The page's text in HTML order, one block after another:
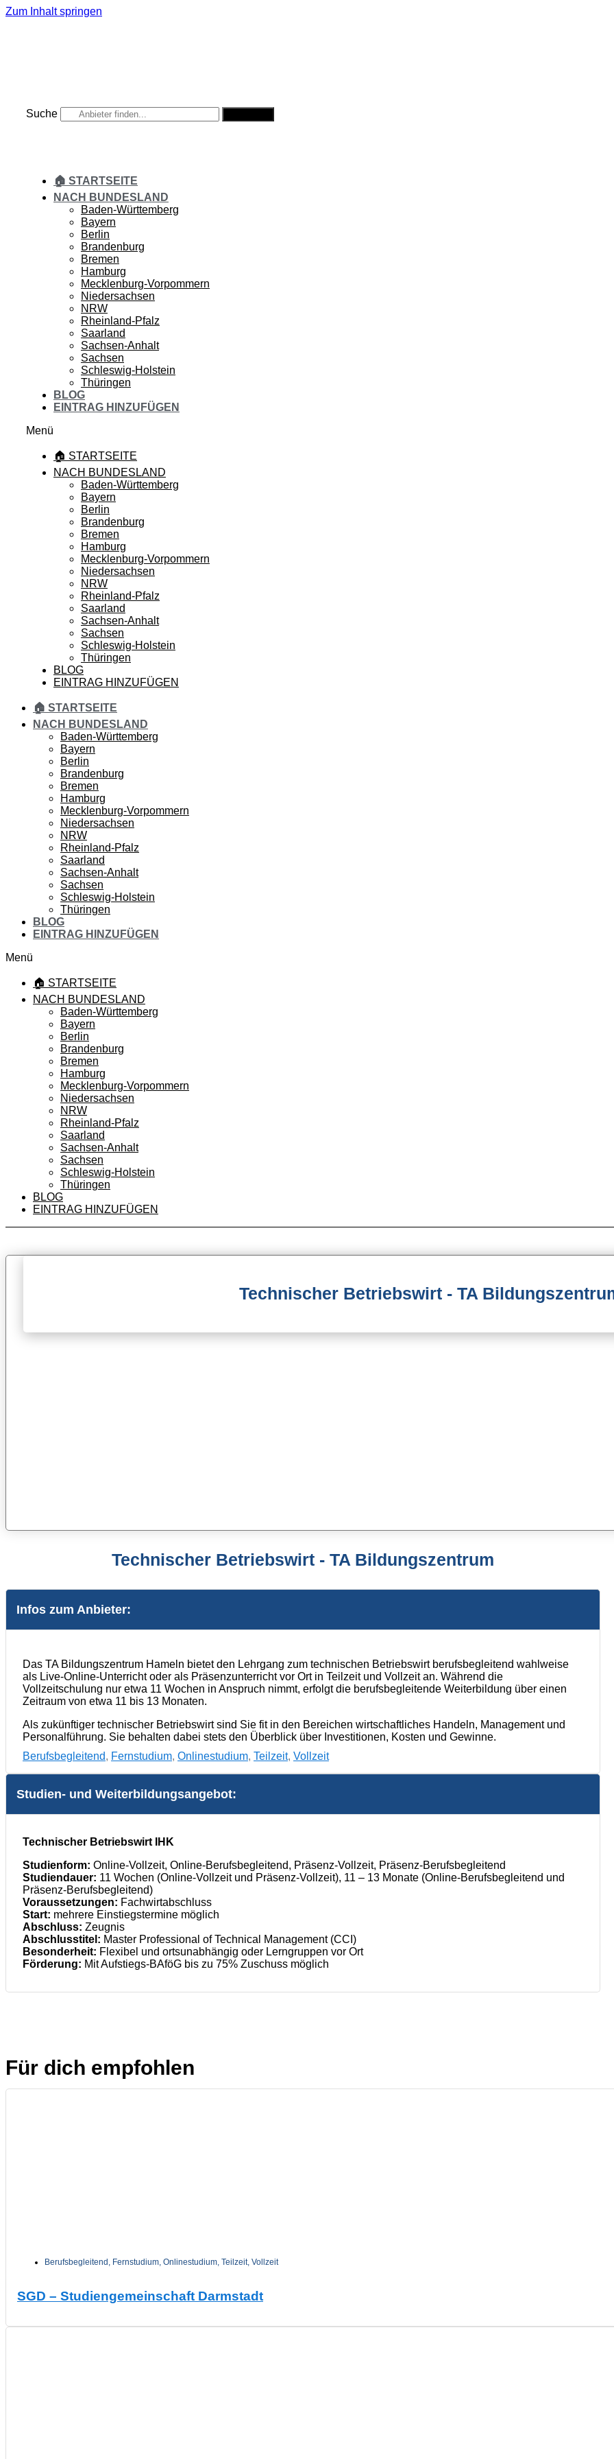
Zum Inhalt springen
Suche
🏠 STARTSEITE
NACH BUNDESLAND
Baden-Württemberg
Bayern
Berlin
Brandenburg
Bremen
Hamburg
Mecklenburg-Vorpommern
Niedersachsen
NRW
Rheinland-Pfalz
Saarland
Sachsen-Anhalt
Sachsen
Schleswig-Holstein
Thüringen
BLOG
EINTRAG HINZUFÜGEN
Menü
🏠 STARTSEITE
NACH BUNDESLAND
Baden-Württemberg
Bayern
Berlin
Brandenburg
Bremen
Hamburg
Mecklenburg-Vorpommern
Niedersachsen
NRW
Rheinland-Pfalz
Saarland
Sachsen-Anhalt
Sachsen
Schleswig-Holstein
Thüringen
BLOG
EINTRAG HINZUFÜGEN
🏠 STARTSEITE
NACH BUNDESLAND
Baden-Württemberg
Bayern
Berlin
Brandenburg
Bremen
Hamburg
Mecklenburg-Vorpommern
Niedersachsen
NRW
Rheinland-Pfalz
Saarland
Sachsen-Anhalt
Sachsen
Schleswig-Holstein
Thüringen
BLOG
EINTRAG HINZUFÜGEN
Menü
🏠 STARTSEITE
NACH BUNDESLAND
Baden-Württemberg
Bayern
Berlin
Brandenburg
Bremen
Hamburg
Mecklenburg-Vorpommern
Niedersachsen
NRW
Rheinland-Pfalz
Saarland
Sachsen-Anhalt
Sachsen
Schleswig-Holstein
Thüringen
BLOG
EINTRAG HINZUFÜGEN
Technischer Betriebswirt - TA
Technischer Betriebswirt - TA Bildungszentrum
Infos zum Anbieter:
Das TA Bildungszentrum Hameln bietet den Lehrgang zum technischen Betriebswirt berufsbegleitend wahlweise
als Live-Online-Unterricht oder als Präsenzunterricht vor Ort in Teilzeit und Vollzeit an. Während die
Vollzeitschulung nur etwa 11 Wochen in Anspruch nimmt, erfolgt die berufsbegleitende Weiterbildung über einen
Zeitraum von etwa 11 bis 13 Monaten.
Als zukünftiger technischer Betriebswirt sind Sie fit in den Bereichen wirtschaftliches Handeln, Management und
Personalführung. Sie behalten dabei stets den Überblick über Investitionen, Kosten und Gewinne.
Berufsbegleitend, Fernstudium, Onlinestudium, Teilzeit, Vollzeit
Studien- und Weiterbildungsangebot:
Technischer Betriebswirt IHK
Studienform: Online-Vollzeit, Online-Berufsbegleitend, Präsenz-Vollzeit, Präsenz-Berufsbegleitend
Studiendauer: 11 Wochen (Online-Vollzeit und Präsenz-Vollzeit), 11 – 13 Monate (Online-Berufsbegleitend und
Präsenz-Berufsbegleitend)
Voraussetzungen: Fachwirtabschluss
Start: mehrere Einstiegstermine möglich
Abschluss: Zeugnis
Abschlusstitel: Master Professional of Technical Management (CCI)
Besonderheit: Flexibel und ortsunabhängig oder Lerngruppen vor Ort
Förderung: Mit Aufstiegs-BAföG bis zu 75% Zuschuss möglich
Für dich empfohlen
Berufsbegleitend , Fernstudium, Onlinestudium, Teilzeit, Vollzeit
SGD – Studiengemeinschaft Darmstadt